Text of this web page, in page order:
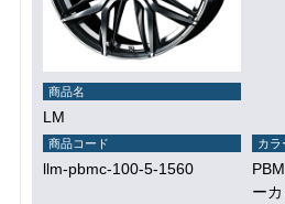
商品名
LM
商品コード
llm-pbmc-100-5-1560
カラ
ー